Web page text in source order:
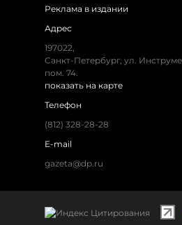
Реклама в издании
Адрес
197022,
Санкт-Петербург, ул.
пом. 74.
показать на карте
Телефон
(812) 328-28-28
E-mail
gazeta@dp.ru